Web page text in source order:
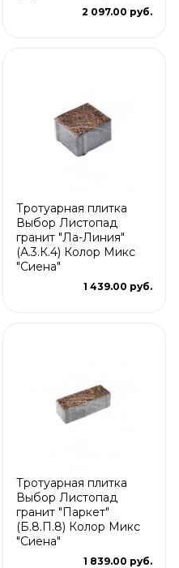
2 097.00 руб.
Тротуарная плитка
Выбор Листопад
гранит "Ла-Линия"
(А.3.К.4) Колор Микс
"Сиена"
1 439.00 руб.
Тротуарная плитка
Выбор Листопад
гранит "Паркет"
(Б.8.П.8) Колор Микс
"Сиена"
1 839.00 руб.